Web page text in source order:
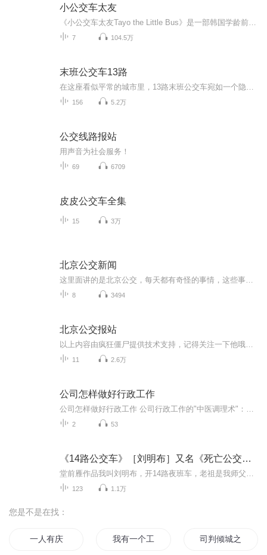
小公交车太友
7 104.5万
末班公交车13路
156 5.2万
公交线路报站
用声音为社会服务！
69 6709
皮皮公交车全集
15 3万
北京公交新闻
8 3494
北京公交报站
11 2.6万
公司怎样做好行政工作
2 53
《14路公交车》［刘明布］又名《死亡公交》（灵车）
123 1.1万
您是不是在找：
一人有庆 我有一个工作台 司判倾城之大佬